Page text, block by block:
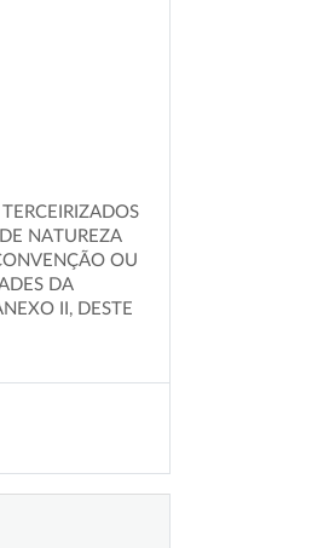
NATUREZA
OU
DA
II, DESTE